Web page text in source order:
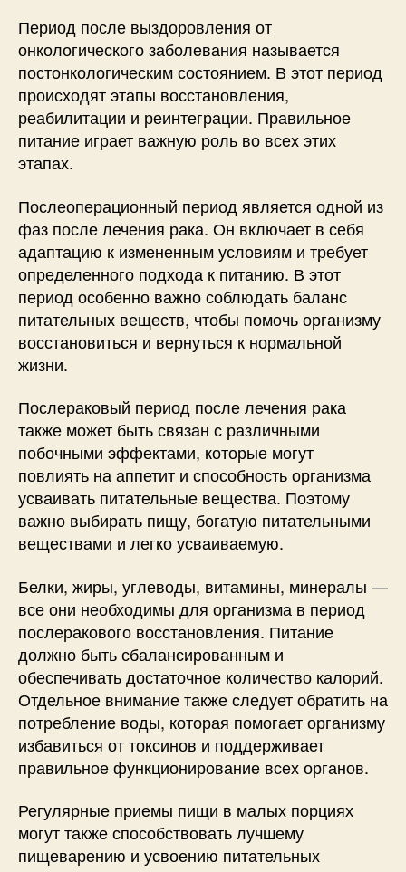
Период после выздоровления от
онкологического заболевания называется
постонкологическим состоянием. В этот период
происходят этапы восстановления,
реабилитации и реинтеграции. Правильное
питание играет важную роль во всех этих
этапах.
Послеоперационный период является одной из
фаз после лечения рака. Он включает в себя
адаптацию к измененным условиям и требует
определенного подхода к питанию. В этот
период особенно важно соблюдать баланс
питательных веществ, чтобы помочь организму
восстановиться и вернуться к нормальной
жизни.
Послераковый период после лечения рака
также может быть связан с различными
побочными эффектами, которые могут
повлиять на аппетит и способность организма
усваивать питательные вещества. Поэтому
важно выбирать пищу, богатую питательными
веществами и легко усваиваемую.
Белки, жиры, углеводы, витамины, минералы —
все они необходимы для организма в период
послеракового восстановления. Питание
должно быть сбалансированным и
обеспечивать достаточное количество калорий.
Отдельное внимание также следует обратить на
потребление воды, которая помогает организму
избавиться от токсинов и поддерживает
правильное функционирование всех органов.
Регулярные приемы пищи в малых порциях
могут также способствовать лучшему
пищеварению и усвоению питательных